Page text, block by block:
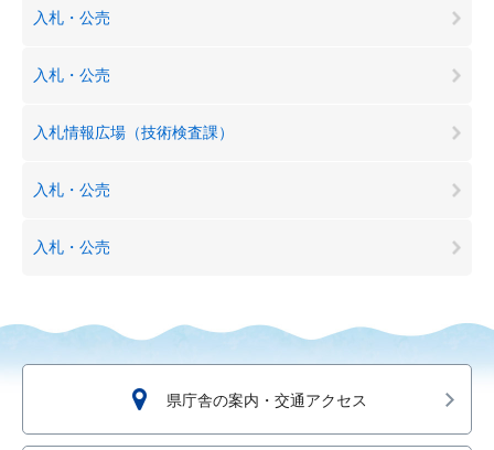
入札・公売
入札・公売
入札情報広場（技術検査課）
入札・公売
入札・公売
県庁舎の案内・交通アクセス